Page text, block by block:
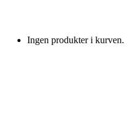
Ingen produkter i kurven.